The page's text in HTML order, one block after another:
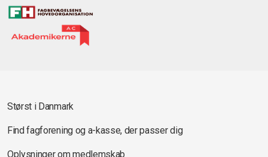
Størst i Danmark
Find fagforening og a-kasse, der passer dig
Oplysninger om medlemskab